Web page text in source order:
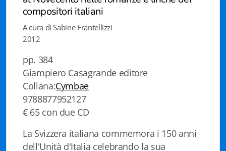
compositori italiani
A cura di Sabine Frantellizzi
2012
pp. 384
Giampiero Casagrande editore
Collana:Cymbae
9788877952127
€ 65 con due CD
La Svizzera italiana commemora i 150 anni
dell'Unità d'Italia celebrando la sua
Istituzioni - Società - Cittadini
Jus Helveticum
Maestri della Pietra
Oltre le frontiere
Storia